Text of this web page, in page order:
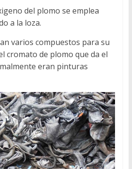
del plomo se emplea
a la loza.
varios compuestos para su
cromato de plomo que da el
eran pinturas